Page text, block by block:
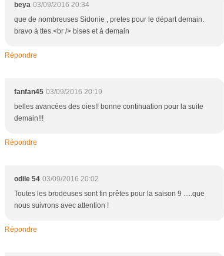
beya 03/09/2016 20:34
que de nombreuses Sidonie , pretes pour le départ demain.
bravo à ttes.<br /> bises et à demain
Répondre
fanfan45 03/09/2016 20:19
belles avancées des oies!! bonne continuation pour la suite
demain!!!
Répondre
odile 54 03/09/2016 20:02
Toutes les brodeuses sont fin prêtes pour la saison 9 .....que
nous suivrons avec attention !
Répondre